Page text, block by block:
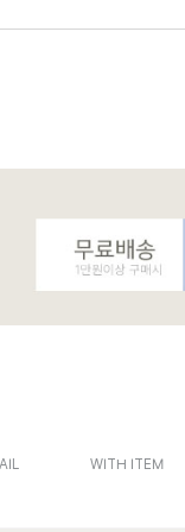
WITH ITEM